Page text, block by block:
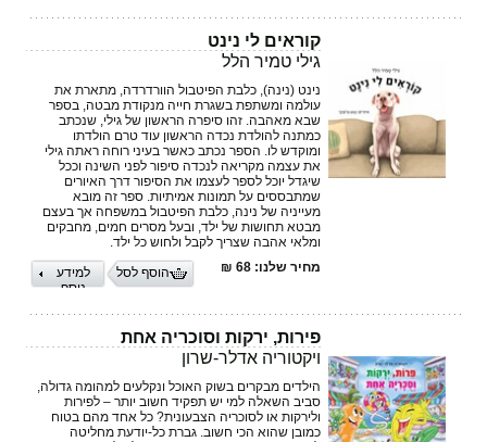
קוראים לי נינט
גילי טמיר הלל
נינט (נינה), כלבת הפיטבול הוורדרדה, מתארת את
עולמה ומשתפת בשגרת חייה מנקודת מבטה, בספר
שבא מאהבה. זהו סיפרה הראשון של גילי, שנכתב
כמתנה להולדת נכדה הראשון עוד טרם הולדתו
ומוקדש לו. הספר נכתב כאשר בעיני רוחה ראתה גילי
את עצמה מקריאה לנכדה סיפור לפני השינה וככל
שיגדל יוכל לספר לעצמו את הסיפור דרך האיורים
שמתבססים על תמונות אמיתיות. ספר זה מובא
מעייניה של נינה, כלבת הפיטבול במשפחה אך בעצם
מבטא תחושות של ילד, ובעל מסרים חמים, מחבקים
ומלאי אהבה שצריך לקבל ולחוש כל ילד.
מחיר שלנו: 68 ₪
למידע
נוסף
הוסף לסל
פירות, ירקות וסוכריה אחת
ויקטוריה אדלר-שרון
הילדים מבקרים בשוק האוכל ונקלעים למהומה גדולה,
סביב השאלה למי יש תפקיד חשוב יותר – לפירות
ולירקות או לסוכריה הצבעונית? כל אחד מהם בטוח
כמובן שהוא הכי חשוב. גברת כל-יודעת מחליטה